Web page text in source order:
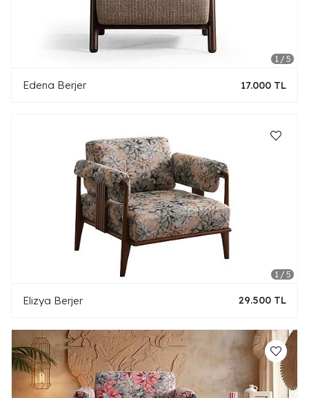
Edena Berjer 17.000 TL
Elizya Berjer 29.500 TL